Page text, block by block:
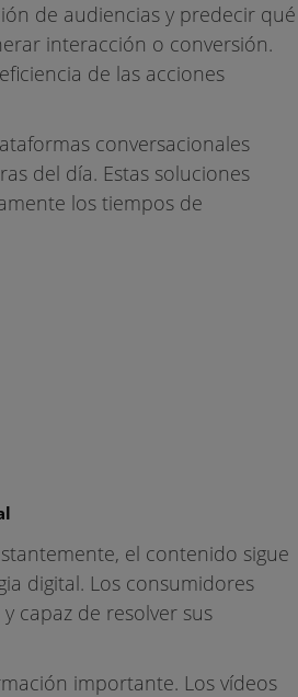
de audiencias y predecir qué
interacción o conversión.
de las acciones
conversacionales
del día. Estas soluciones
los tiempos de
el contenido sigue
digital. Los consumidores
capaz de resolver sus
importante. Los vídeos